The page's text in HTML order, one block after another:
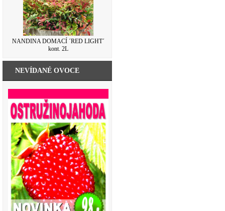
NANDINA DOMACÍ ´RED LIGHT´
kont. 2L
NEVÍDANÉ OVOCE